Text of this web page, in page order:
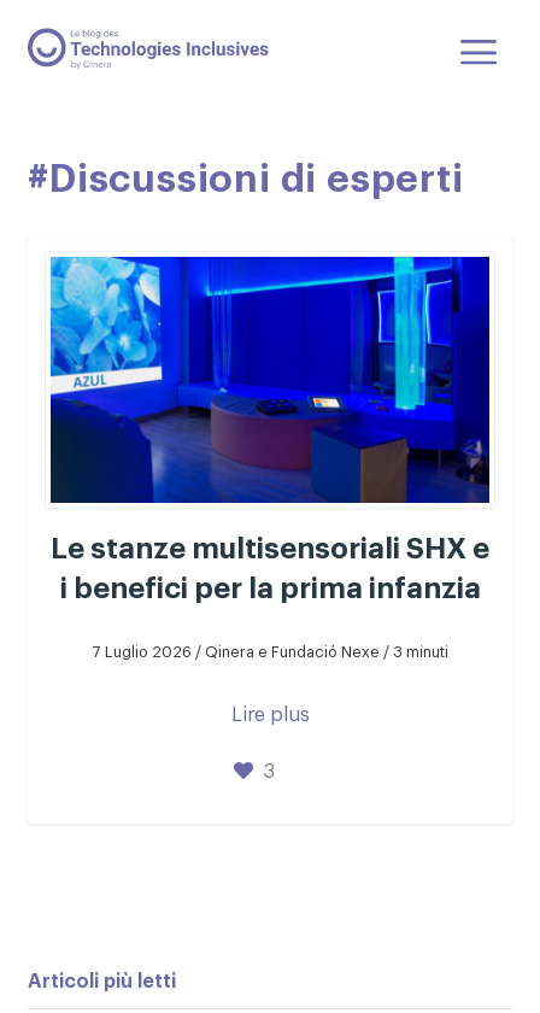
#Discussioni di esperti
Le stanze multisensoriali SHX e
i benefici per la prima infanzia
7 Luglio 2026 / Qinera e Fundació Nexe / 3 minuti
Lire plus
3
Articoli più letti